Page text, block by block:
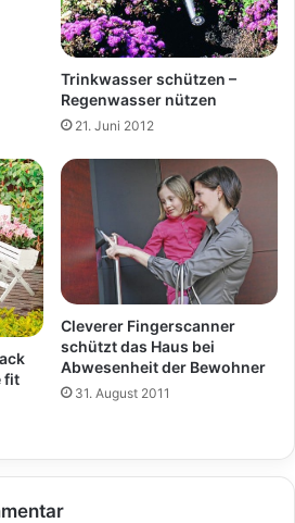
Trinkwasser schützen –
Regenwasser nützen
21. Juni 2012
fit
Cleverer Fingerscanner
schützt das Haus bei
Abwesenheit der Bewohner
31. August 2011